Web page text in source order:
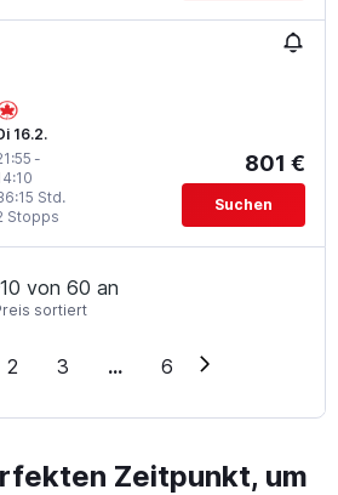
16.2.
-
Stopps
Std.
801 €
Suchen
von 60 an
sortiert
2 3 ... 6
Zeitpunkt, um